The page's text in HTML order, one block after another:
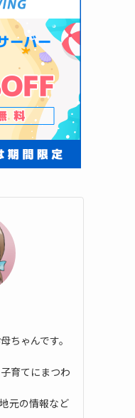
ちゃんです。
育てにまつわ
元の情報など